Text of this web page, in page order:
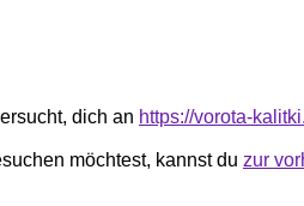
dich an https://vorota-
möchtest, kannst du zur